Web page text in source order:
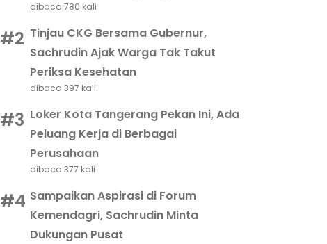
dibaca 780 kali
#2 Tinjau CKG Bersama Gubernur,
Sachrudin Ajak Warga Tak Takut
Periksa Kesehatan
dibaca 397 kali
#3 Loker Kota Tangerang Pekan Ini, Ada
Peluang Kerja di Berbagai
Perusahaan
dibaca 377 kali
#4 Sampaikan Aspirasi di Forum
Kemendagri, Sachrudin Minta
Dukungan Pusat